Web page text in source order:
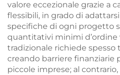
valore eccezionale grazie a
flessibili, in grado di
specifiche di ogni progetto
quantitativi minimi d’ordine
tradizionale richiede spesso
creando barriere finanziarie
piccole imprese; al